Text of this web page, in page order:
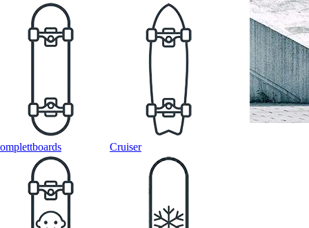
Cruiser